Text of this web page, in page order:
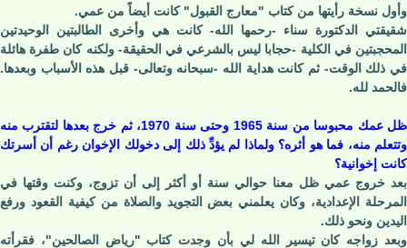
وأول نسخة رأيتها من كتاب "معارج القبول" كانت أيضاً من عمي.
شقيقتي الدكتورة سناء -رحمها الله- كانت هي وأخرى الطالبتين الوحيدتين
المحجبتين في الكلية -حجابا ليس بالشرعي في الحقيقة- ولكنه كان طفرة هائلة
في ذلك الوقت- ثم كانت هداية الله -سبحانه وتعالى- قبل هذه الأسباب وبعدها.
فالحمد لله.
ظل عمك محبوسا من سنة 1965 وحتى سنة 1970، ثم خرج بعدها لتقترب منه
وتتعلم منه، فما هو أثره؟ ولماذا لم يؤدِّ ذلك إلى دخولك الإخوان رغم أن أسرتك
كانت إخوانية؟
بعد خروج عمي ظل معنا حوالي سنة أو أكثر إلى أن تزوج، وكنت وقتها في
المرحلة الإعدادية، وكان يعلمني بعض التجويد والصلاة من كيفية القعود ورفع
اليدين ونحو ذلك.
وبعد زواجه كان تيسير الله لي بأن وجدت كتاب "رياض الصالحين"، فقرأته